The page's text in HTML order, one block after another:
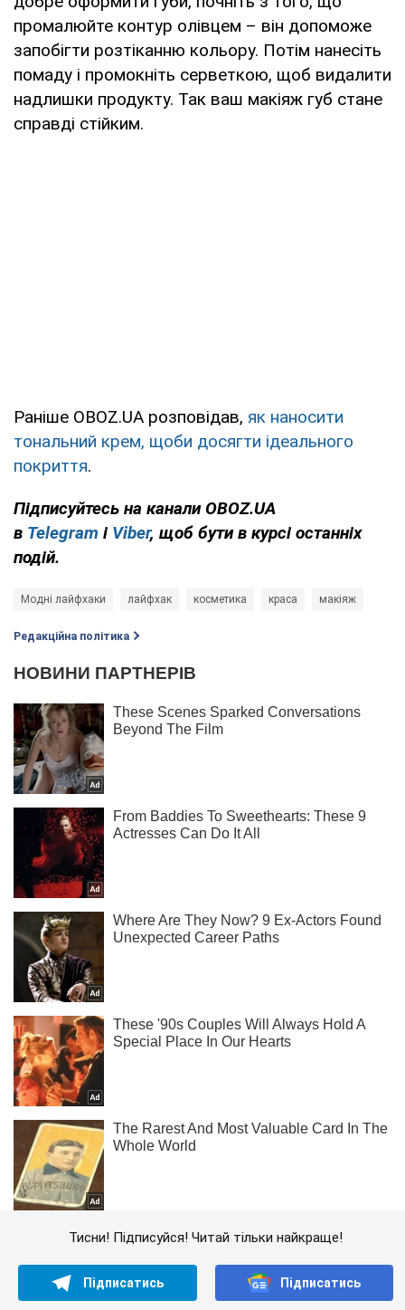
промалюйте контур олівцем – він допоможе
запобігти розтіканню кольору. Потім нанесіть
помаду і промокніть серветкою, щоб видалити
надлишки продукту. Так ваш макіяж губ стане
справді стійким.
Раніше OBOZ.UA розповідав, як наносити
тональний крем, щоби досягти ідеального
покриття.
Підписуйтесь на канали OBOZ.UA
в Telegram і Viber, щоб бути в курсі останніх
подій.
Модні лайфхаки лайфхак косметика краса макіяж
Редакційна політика
Тисни! Підписуйся! Читай тільки найкраще!
Підписатись Підписатись